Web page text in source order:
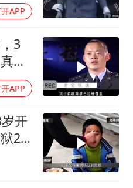
APP
3
相
APP
开
2